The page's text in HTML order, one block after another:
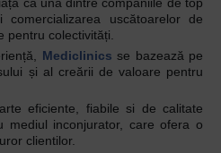
uscătoarelor de
pentru colectivități.
Mediclinics se bazează pe
și al creării de valoare pentru
eficiente, fiabile si de calitate
mediul inconjurator, care ofera o
clientilor.